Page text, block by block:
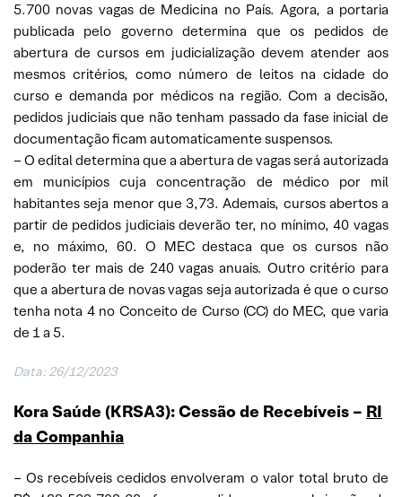
5.700 novas vagas de Medicina no País. Agora, a portaria
publicada pelo governo determina que os pedidos de
abertura de cursos em judicialização devem atender aos
mesmos critérios, como número de leitos na cidade do
curso e demanda por médicos na região. Com a decisão,
pedidos judiciais que não tenham passado da fase inicial de
documentação ficam automaticamente suspensos.
– O edital determina que a abertura de vagas será autorizada
em municípios cuja concentração de médico por mil
habitantes seja menor que 3,73. Ademais, cursos abertos a
partir de pedidos judiciais deverão ter, no mínimo, 40 vagas
e, no máximo, 60. O MEC destaca que os cursos não
poderão ter mais de 240 vagas anuais. Outro critério para
que a abertura de novas vagas seja autorizada é que o curso
tenha nota 4 no Conceito de Curso (CC) do MEC, que varia
de 1 a 5.
Data: 26/12/2023
Kora Saúde (KRSA3): Cessão de Recebíveis – RI
da Companhia
– Os recebíveis cedidos envolveram o valor total bruto de